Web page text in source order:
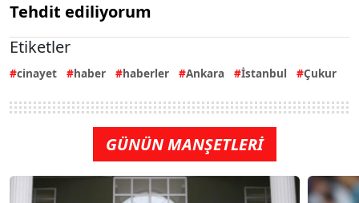
Tehdit ediliyorum
Etiketler
cinayet haber haberler Ankara İstanbul Çukur
GÜNÜN MANŞETLERİ